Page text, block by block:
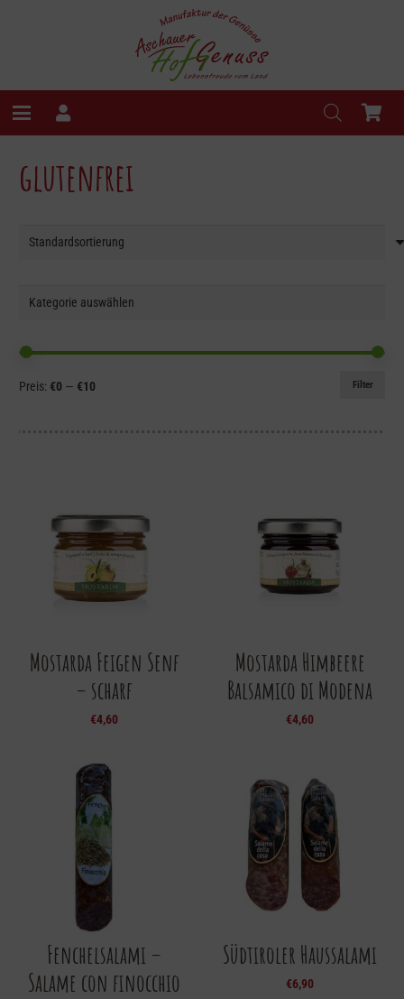
glutenfrei
Min.
Max.
Filter
Preis: €0 — €10
Mostarda Feigen Senf
– scharf
€4,60
Mostarda Himbeere
Balsamico di Modena
€4,60
Fenchelsalami –
Salame con finocchio
Südtiroler Haussalami
€6,90